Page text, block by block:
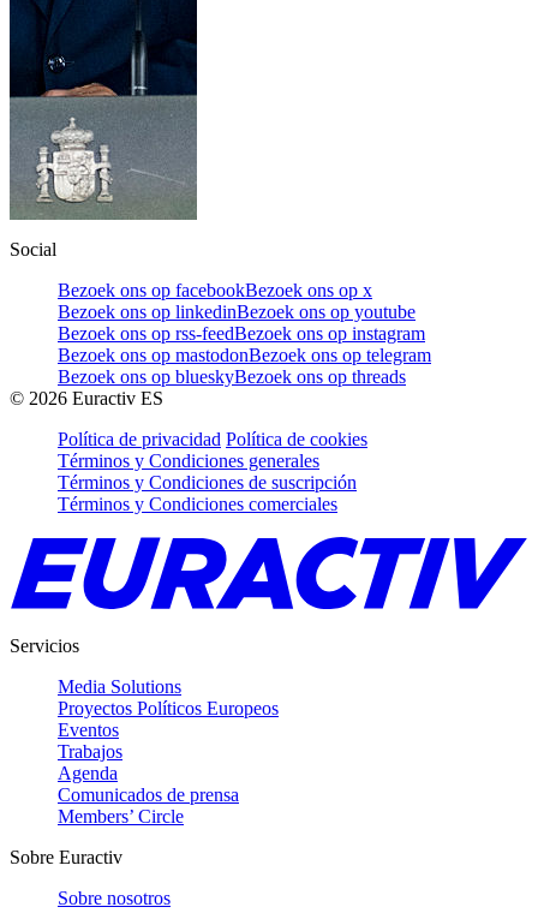
Social
Bezoek ons op facebookBezoek ons op x
Bezoek ons op linkedinBezoek ons op youtube
Bezoek ons op rss-feedBezoek ons op instagram
Bezoek ons op mastodonBezoek ons op telegram
Bezoek ons op blueskyBezoek ons op threads
© 2026 Euractiv ES
Política de privacidad Política de cookies
Términos y Condiciones generales
Términos y Condiciones de suscripción
Términos y Condiciones comerciales
Servicios
Media Solutions
Proyectos Políticos Europeos
Eventos
Trabajos
Agenda
Comunicados de prensa
Members’ Circle
Sobre Euractiv
Sobre nosotros